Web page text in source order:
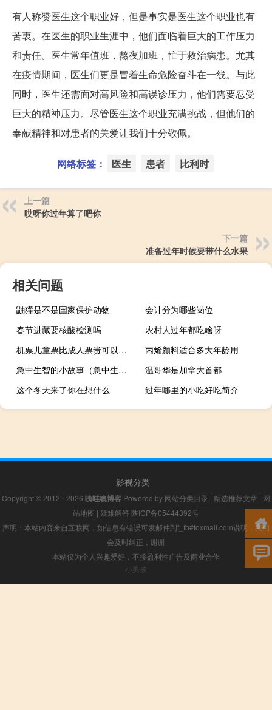
有人称赞医生这个职业好，但是事实是医生这个职业也有
苦衷。在医生的职业生涯中，他们面临着巨大的工作压力
和责任。医生常年值班，熬夜加班，忙于救治病患。尤其
在疫情期间，医生们更是冒着生命危险奋斗在一线。与此
同时，医生还需面对高风险和高误诊压力，他们需要忍受
巨大的精神压力。尽管医生这个职业充满挑战，但他们的
奉献精神和对患者的关爱让我们十分敬佩。
网络标签： 医生 患者 比利时
上一篇
哎呀你过年算了吧你
下一篇
准备过年时候要带什么水果
相关问题
鼬獾是不是国家保护动物
会计分为哪些岗位
春节进藏要核酸检测吗
农村人过年都吃啥呀
机票儿童票比成人票贵可以订成人票吗（机票儿童票比成人票贵）
丙烯颜料适合多大年龄用
急中生智的小故事（急中生智的意思）
温哥华是加拿大首都
这个冬天来了你在想什么
过年哪里的小吃好吃简介
影视分类
Copyright © 2012 - 2026 咦哇噢博客 Powered by 网站分类目录 | 精选推荐文章 | 网
站地图 | 疑难解答 陕ICP备05444392号
声明：本站内容来自互联网，如信息有错误可发邮件到f_fb#foxmail.com说明，我们
会及时纠正，谢谢
本站仅为个人兴趣爱好，不接盈利性广告及商业合作
小男孩